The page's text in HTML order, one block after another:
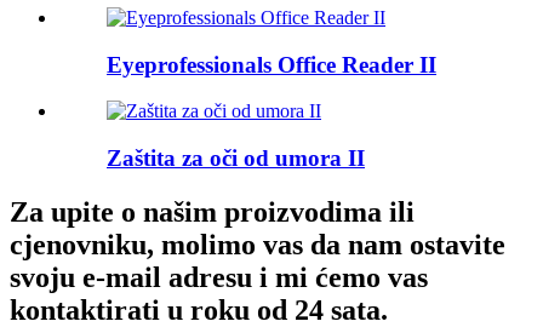
Eyeprofessionals Office Reader II
Zaštita za oči od umora II
Za upite o našim proizvodima ili
cjenovniku, molimo vas da nam ostavite
svoju e-mail adresu i mi ćemo vas
kontaktirati u roku od 24 sata.